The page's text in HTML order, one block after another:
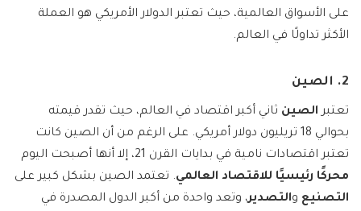
على الأسواق العالمية، حيث تعتبر الدولار الأمريكي هو العملة
الأكثر تداولًا في العالم.
2. الصين
تعتبر الصين ثاني أكبر اقتصاد في العالم، حيث تقدر قيمته
بحوالي 18 تريليون دولار أمريكي. على الرغم من أن الصين كانت
تعتبر اقتصادات نامية في بدايات القرن 21، إلا أنها أصبحت اليوم
محركًا رئيسيًا للاقتصاد العالمي. تعتمد الصين بشكل كبير على
التصنيع والتصدير، وتعد واحدة من أكبر الدول المصدرة في